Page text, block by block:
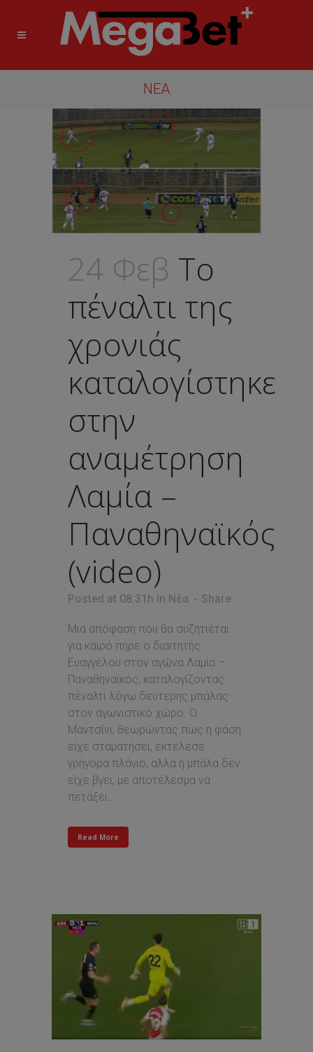
ΝΈΑ
24 Φεβ Το
πέναλτι της
χρονιάς
καταλογίστηκε
στην
αναμέτρηση
Λαμία –
Παναθηναϊκός
(video)
Posted at 08:31h in Νέα Share
Μια απόφαση που θα συζητιέται
για καιρό πήρε ο διαιτητής
Ευαγγέλου στον αγώνα Λαμία –
Παναθηναϊκός, καταλογίζοντας
πέναλτι λόγω δεύτερης μπάλας
στον αγωνιστικό χώρο. Ο
Μαντσίνι, θεωρώντας πως η φάση
είχε σταματήσει, εκτέλεσε
γρήγορα πλάγιο, αλλά η μπάλα δεν
είχε βγει, με αποτέλεσμα να
πετάξει...
Read More